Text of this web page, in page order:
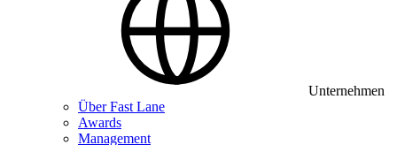
Unternehmen
Über Fast Lane
Awards
Management